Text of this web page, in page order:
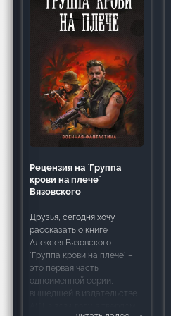
Рецензия на `Группа
крови на плече`
Вязовского
Друзья, сегодня хочу
рассказать о книге
Алексея Вязовского
`Группа крови на плече` –
это первая часть
одноименной серии,
вышедшей в издательстве